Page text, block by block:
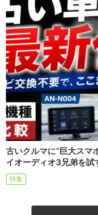
古いクルマに“巨大スマ
イオーディオ3兄弟を試
特集